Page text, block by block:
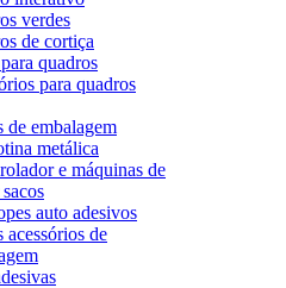
verdes
de cortiça
quadros
para quadros
de embalagem
metálica
e máquinas de
auto adesivos
acessórios de